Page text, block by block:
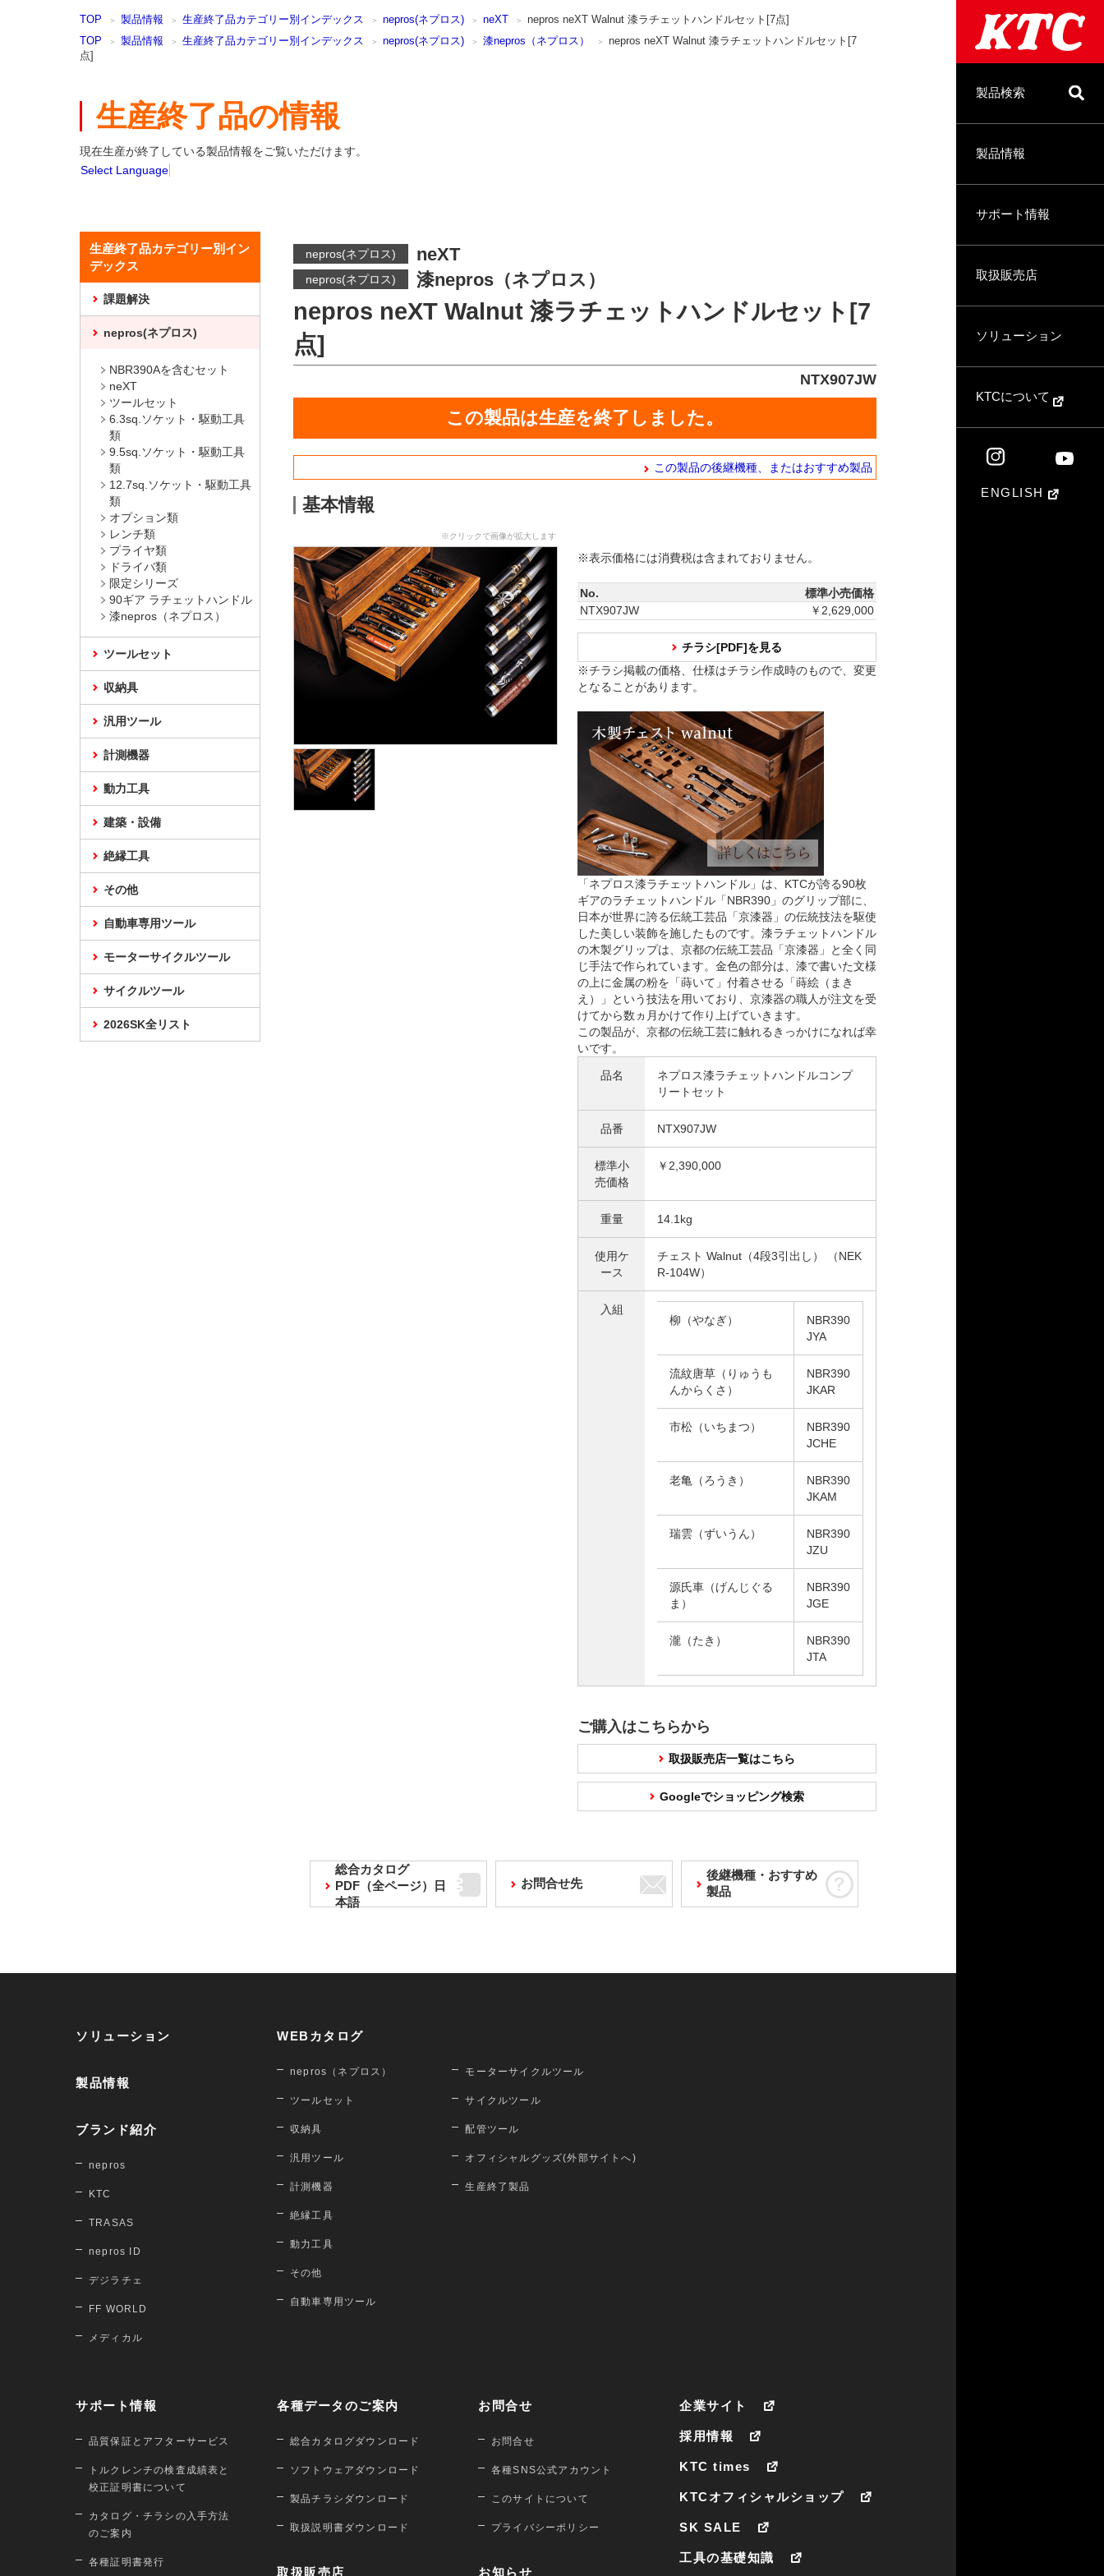
製品検索
製品情報
サポート情報
取扱販売店
ソリューション
KTCについて
ENGLISH
TOP 製品情報 生産終了品カテゴリー別インデックス nepros(ネプロス) neXT
nepros neXT Walnut 漆ラチェットハンドルセット[7点]
TOP
製品情報 生産終了品カテゴリー別インデックス nepros(ネプロス) 漆nepros（ネプロス）
nepros neXT Walnut 漆ラチェットハンドルセット[7
点]
生産終了品の情報
現在生産が終了している製品情報をご覧いただけます。
Select Language
nepros(ネプロス) neXT
nepros(ネプロス) 漆nepros（ネプロス）
nepros neXT Walnut 漆ラチェットハンドルセット[7
点]
NTX907JW
この製品は生産を終了しました。
この製品の後継機種、またはおすすめ製品
基本情報
※クリックで画像が拡大します
※表示価格には消費税は含まれておりません。
No.
標準小売価格
NTX907JW
￥2,629,000
チラシ[PDF]を見る
※チラシ掲載の価格、仕様はチラシ作成時のもので、変更
となることがあります。
「ネプロス漆ラチェットハンドル」は、KTCが誇る90枚
ギアのラチェットハンドル「NBR390」のグリップ部に、
日本が世界に誇る伝統工芸品「京漆器」の伝統技法を駆使
した美しい装飾を施したものです。漆ラチェットハンドル
の木製グリップは、京都の伝統工芸品「京漆器」と全く同
じ手法で作られています。金色の部分は、漆で書いた文様
の上に金属の粉を「蒔いて」付着させる「蒔絵（まき
え）」という技法を用いており、京漆器の職人が注文を受
けてから数ヵ月かけて作り上げていきます。
この製品が、京都の伝統工芸に触れるきっかけになれば幸
いです。
品名 ネプロス漆ラチェットハンドルコンプ
リートセット
品番 NTX907JW
標準小
売価格
￥2,390,000
重量 14.1kg
使用ケ
ース
チェスト Walnut（4段3引出し）
（NEK
R-104W）
入組
柳 （やなぎ）
NBR390
JYA
流紋唐草 （りゅうも
んからくさ）
NBR390
JKAR
市松 （いちまつ）
NBR390
JCHE
老亀 （ろうき）
NBR390
JKAM
瑞雲 （ずいうん）
NBR390
JZU
源氏車 （げんじぐる
ま）
NBR390
JGE
瀧 （たき）
NBR390
JTA
ご購入はこちらから
取扱販売店一覧はこちら
Googleでショッピング検索
総合カタログ
PDF（全ページ）日
本語
お問合せ先
後継機種・おすすめ
製品
生産終了品カテゴリー別イン
デックス
課題解決
nepros(ネプロス)
NBR390Aを含むセット
neXT
ツールセット
6.3sq.ソケット・駆動工具
類
9.5sq.ソケット・駆動工具
類
12.7sq.ソケット・駆動工具
類
オプション類
レンチ類
プライヤ類
ドライバ類
限定シリーズ
90ギア ラチェットハンドル
漆nepros（ネプロス）
ツールセット
収納具
汎用ツール
計測機器
動力工具
建築・設備
絶縁工具
その他
自動車専用ツール
モーターサイクルツール
サイクルツール
2026SK全リスト
ソリューション
製品情報
ブランド紹介
nepros
KTC
TRASAS
nepros ID
デジラチェ
FF WORLD
メディカル
WEBカタログ
nepros（ネプロス）
ツールセット
収納具
汎用ツール
計測機器
絶縁工具
動力工具
その他
自動車専用ツール
モーターサイクルツール
サイクルツール
配管ツール
オフィシャルグッズ(外部サイトへ)
生産終了製品
サポート情報
品質保証とアフターサービス
トルクレンチの検査成績表と
校正証明書について
カタログ・チラシの入手方法
のご案内
各種証明書発行
各種データのご案内
総合カタログダウンロード
ソフトウェアダウンロード
製品チラシダウンロード
取扱説明書ダウンロード
取扱販売店
お問合せ
お問合せ
各種SNS公式アカウント
このサイトについて
プライバシーポリシー
お知らせ
企業サイト
採用情報
KTC times
KTCオフィシャルショップ
SK SALE
工具の基礎知識